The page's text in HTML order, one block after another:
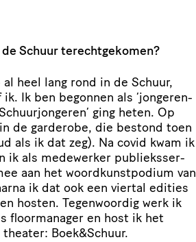
Schuur terechtgekomen?
heel lang rond in de Schuur,
Ik ben begonnen als ‘jonge­ren­
ging heten. Op
de garderobe, die bestond toen
als ik dat zeg). Na covid kwam ik
ik als medewerker publieks­ser­
aan het woord­kunst­po­dium van
ik dat ook een viertal edities
hosten. Tegen­woordig werk ik
floor­ma­nager en host ik het
Boek&Schuur.